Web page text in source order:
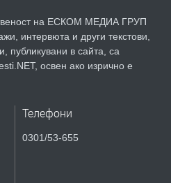
преди 2 години
МАРОНЯ
на ЕСКОМ МЕДИА ГРУП
интервюта и други текстови,
публикувани в сайта, са
освен ако изрично е
Телефони
0301/53-655